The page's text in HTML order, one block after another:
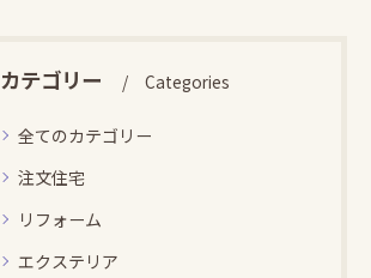
カテゴリー Categories
全てのカテゴリー
注文住宅
リフォーム
エクステリア